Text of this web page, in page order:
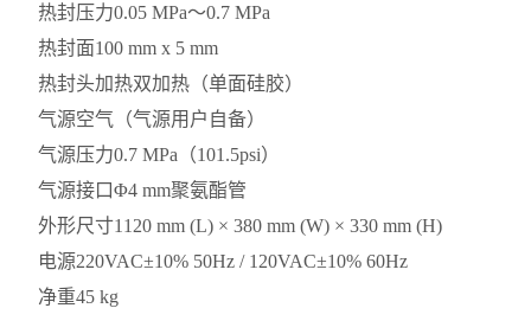
热封压力0.05 MPa～0.7 MPa
热封面100 mm x 5 mm
热封头加热双加热（单面硅胶）
气源空气（气源用户自备）
气源压力0.7 MPa（101.5psi）
气源接口Φ4 mm聚氨酯管
外形尺寸1120 mm (L) × 380 mm (W) × 330 mm (H)
电源220VAC±10% 50Hz / 120VAC±10% 60Hz
净重45 kg